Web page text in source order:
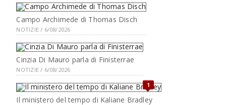
Campo Archimede di Thomas Disch
NOTIZIE / 6/08/2026
Cinzia Di Mauro parla di Finisterrae
NOTIZIE / 6/08/2026
1
Il ministero del tempo di Kaliane Bradley